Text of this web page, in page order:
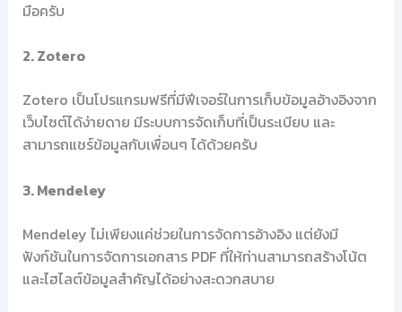
มือครับ
2. Zotero
Zotero เป็นโปรแกรมฟรีที่มีฟีเจอร์ในการเก็บข้อมูลอ้างอิงจาก
เว็บไซต์ได้ง่ายดาย มีระบบการจัดเก็บที่เป็นระเบียบ และ
สามารถแชร์ข้อมูลกับเพื่อนๆ ได้ด้วยครับ
3. Mendeley
Mendeley ไม่เพียงแค่ช่วยในการจัดการอ้างอิง แต่ยังมี
ฟังก์ชันในการจัดการเอกสาร PDF ที่ให้ท่านสามารถสร้างโน้ต
และไฮไลต์ข้อมูลสำคัญได้อย่างสะดวกสบาย